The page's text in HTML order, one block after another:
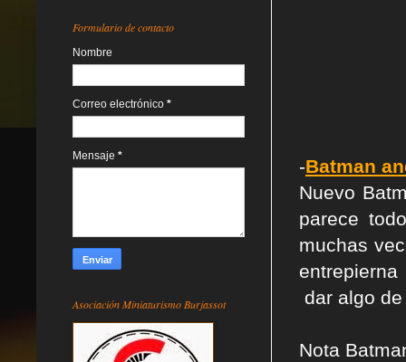
-Batman
Nuevo
parece
muchas
dar algo
Nota
Formulario de contacto
Nombre
Correo electrónico *
Mensaje *
Asociación Miniaturismo Burjassot